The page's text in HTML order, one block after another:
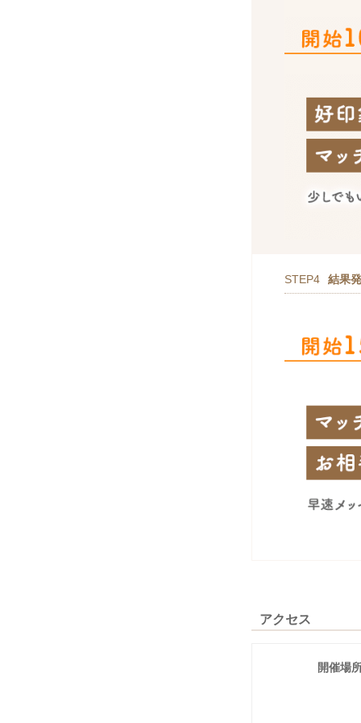
STEP4 結果
アクセス
開催場